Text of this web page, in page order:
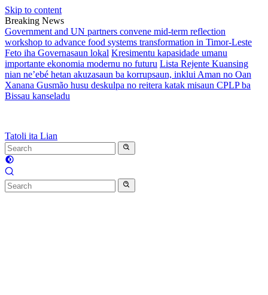
Skip to content
Breaking News
Government and UN partners convene mid-term reflection
workshop to advance food systems transformation in Timor-Leste
Feto iha Governasaun lokal Kresimentu kapasidade umanu
importante ekonomia modernu no futuru Lista Rejente Kuansing
nian ne’ebé hetan akuzasaun ba korrupsaun, inklui Aman no Oan
Xanana Gusmão husu deskulpa no reitera katak misaun CPLP ba
Bissau kanseladu
Tatoli ita Lian